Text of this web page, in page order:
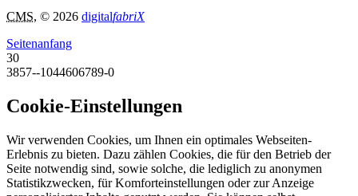
CMS, © 2026 digitalfabriX
Seitenanfang
30
3857--1044606789-0
Cookie-Einstellungen
Wir verwenden Cookies, um Ihnen ein optimales Webseiten-
Erlebnis zu bieten. Dazu zählen Cookies, die für den Betrieb der
Seite notwendig sind, sowie solche, die lediglich zu anonymen
Statistikzwecken, für Komforteinstellungen oder zur Anzeige